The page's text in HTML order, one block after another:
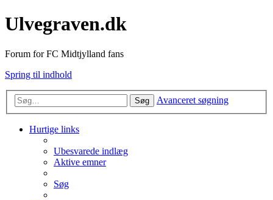
Ulvegraven.dk
Forum for FC Midtjylland fans
Spring til indhold
Søg Avanceret søgning
Hurtige links
Ubesvarede indlæg
Aktive emner
Søg